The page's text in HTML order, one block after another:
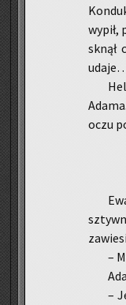
wypił,
sk­nął
oczu
–
–